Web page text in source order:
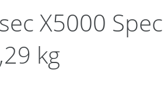
X5000
kg